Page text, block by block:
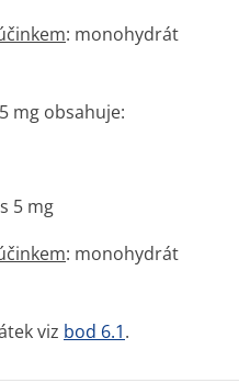
: monohydrát
mg obsahuje:
5 mg
: monohydrát
viz bod 6.1.